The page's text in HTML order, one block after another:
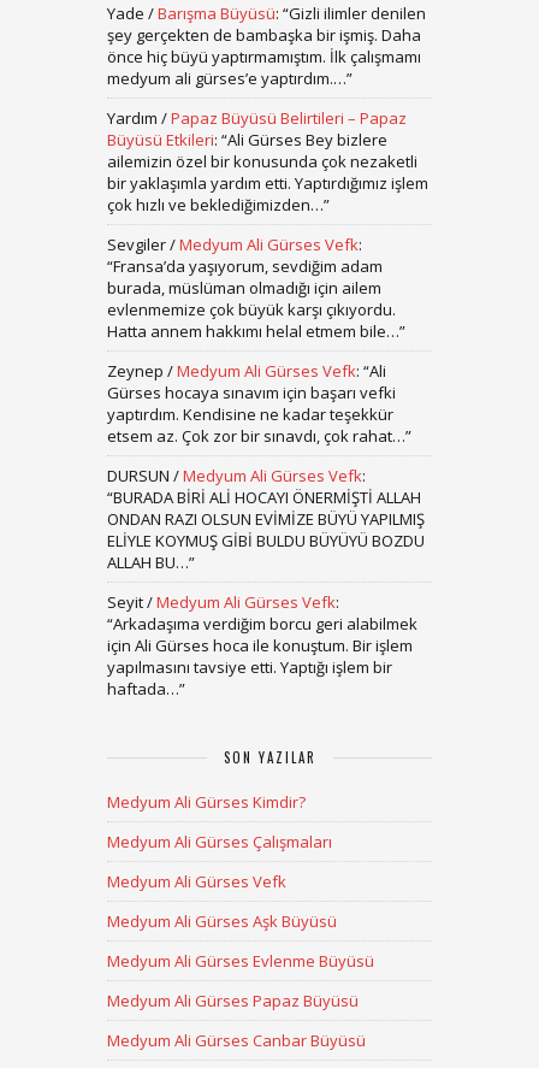
Yade /Barışma Büyüsü: “Gizli ilimler denilen
şey gerçekten de bambaşka bir işmiş. Daha
önce hiç büyü yaptırmamıştım. İlk çalışmamı
medyum ali gürses’e yaptırdım.…”
Yardım /Papaz Büyüsü Belirtileri – Papaz
Büyüsü Etkileri: “Ali Gürses Bey bizlere
ailemizin özel bir konusunda çok nezaketli
bir yaklaşımla yardım etti. Yaptırdığımız işlem
çok hızlı ve beklediğimizden…”
Sevgiler/Medyum Ali Gürses Vefk:
“Fransa’da yaşıyorum, sevdiğim adam
burada, müslüman olmadığı için ailem
evlenmemize çok büyük karşı çıkıyordu.
Hatta annem hakkımı helal etmem bile…”
Zeynep /Medyum Ali Gürses Vefk: “Ali
Gürses hocaya sınavım için başarı vefki
yaptırdım. Kendisine ne kadar teşekkür
etsem az. Çok zor bir sınavdı, çok rahat…”
DURSUN /Medyum Ali Gürses Vefk:
“BURADA BİRİ ALİ HOCAYI ÖNERMİŞTİ ALLAH
ONDAN RAZI OLSUN EVİMİZE BÜYÜ YAPILMIŞ
ELİYLE KOYMUŞ GİBİ BULDU BÜYÜYÜ BOZDU
ALLAH BU…”
Seyit/Medyum Ali Gürses Vefk:
“Arkadaşıma verdiğim borcu geri alabilmek
için Ali Gürses hoca ile konuştum. Bir işlem
yapılmasını tavsiye etti. Yaptığı işlem bir
haftada…”
SON YAZILAR
Medyum Ali Gürses Kimdir?
Medyum Ali Gürses Çalışmaları
Medyum Ali Gürses Vefk
Medyum Ali Gürses Aşk Büyüsü
Medyum Ali Gürses Evlenme Büyüsü
Medyum Ali Gürses Papaz Büyüsü
Medyum Ali Gürses Canbar Büyüsü